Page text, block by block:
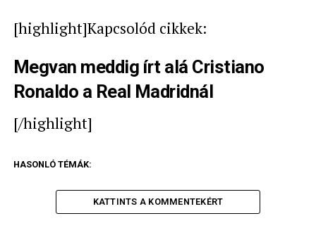
[highlight]Kapcsolód cikkek:
Megvan meddig írt alá Cristiano
Ronaldo a Real Madridnál
[/highlight]
HASONLÓ TÉMÁK:
KATTINTS A KOMMENTEKÉRT